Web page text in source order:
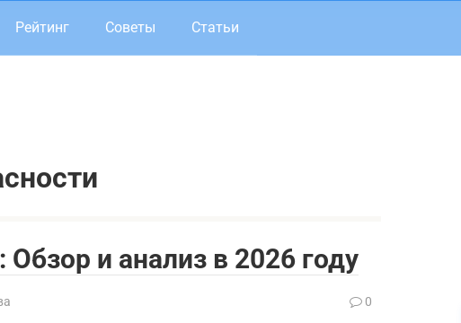
Рейтинг Советы Статьи
и анализ в 2026 году
0